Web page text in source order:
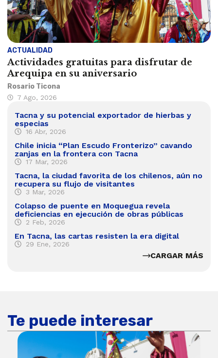
ACTUALIDAD
Actividades gratuitas para disfrutar de
Arequipa en su aniversario
Rosario Ticona
7 Ago, 2026
Tacna y su potencial exportador de hierbas y
especias
16 Abr, 2026
Chile inicia “Plan Escudo Fronterizo” cavando
zanjas en la frontera con Tacna
17 Mar, 2026
Tacna, la ciudad favorita de los chilenos, aún no
recupera su flujo de visitantes
3 Mar, 2026
Colapso de puente en Moquegua revela
deficiencias en ejecución de obras públicas
2 Feb, 2026
En Tacna, las cartas resisten la era digital
29 Ene, 2026
CARGAR MÁS
Te puede interesar